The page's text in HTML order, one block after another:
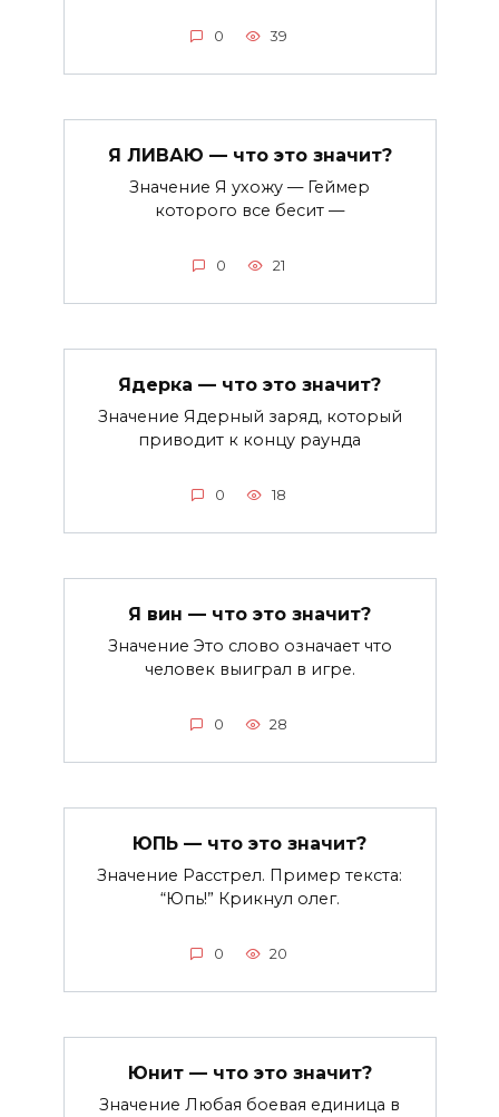
0 39
Я ЛИВАЮ — что это значит?
Значение Я ухожу — Геймер
которого все бесит —
0 21
Ядерка — что это значит?
Значение Ядерный заряд, который
приводит к концу раунда
0 18
Я вин — что это значит?
Значение Это слово означает что
человек выиграл в игре.
0 28
ЮПЬ — что это значит?
Значение Расстрел. Пример текста:
“Юпь!” Крикнул олег.
0 20
Юнит — что это значит?
Значение Любая боевая единица в